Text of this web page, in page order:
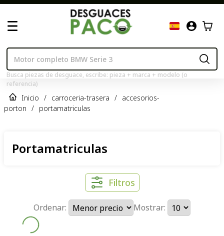
Busca piezas de desguace, escribe: pieza + marca + modelo (o
referencia)
Inicio / carroceria-trasera / accesorios-
porton / portamatriculas
Portamatriculas
Filtros
Ordenar: Mostrar: